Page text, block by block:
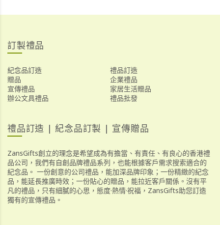
訂製禮品
紀念品訂造
禮品訂造
贈品
企業禮品
宣傳禮品
家居生活贈品
辦公文具禮品
禮品批發
禮品訂造 | 紀念品訂製 | 宣傳贈品
ZansGifts創立的理念是希望成為有擔當、有責任、有良心的香港禮
品公司，我們有自創品牌禮品系列，也能根據客戶需求搜索適合的
紀念品。 一份創意的公司禮品，能加深品牌印象；一份精緻的紀念
品，能延長推廣時效；一份貼心的贈品，能拉近客戶關係。沒有平
凡的禮品，只有細膩的心思，態度·熱情·祝福，ZansGifts助您訂造
獨有的宣傳禮品。